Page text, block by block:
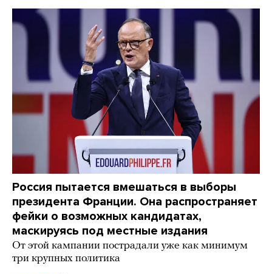
Россия пытается вмешаться в выборы
президента Франции. Она распространяет
фейки о возможных кандидатах,
маскируясь под местные издания
От этой кампании пострадали уже как минимум
три крупных политика